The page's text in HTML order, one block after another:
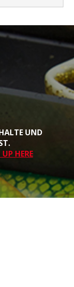
UND
HERE